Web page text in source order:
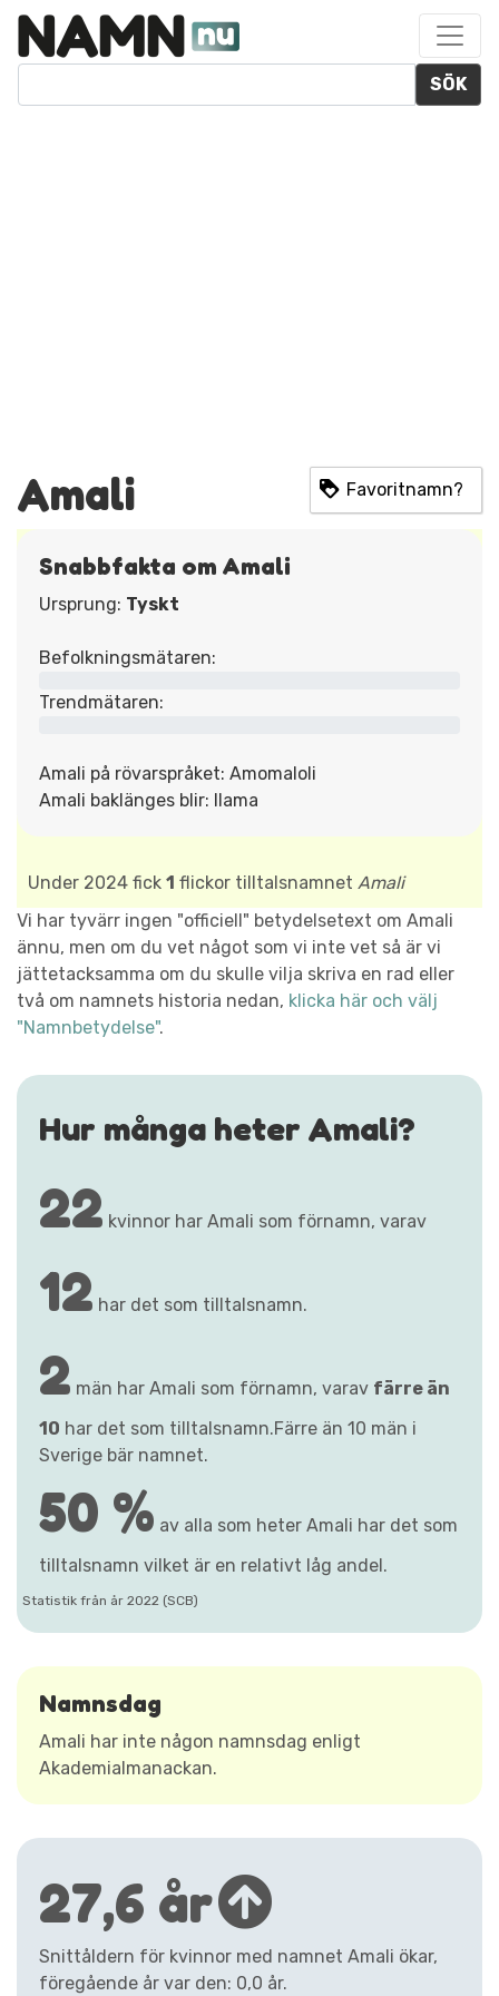
SÖK
Amali Favoritnamn?
Snabbfakta om Amali
Ursprung: Tyskt
Befolkningsmätaren:
Trendmätaren:
Amali på rövarspråket: Amomaloli
Amali baklänges blir: Ilama
Under 2024 fick 1 flickor tilltalsnamnet Amali
Vi har tyvärr ingen "officiell" betydelsetext om Amali
ännu, men om du vet något som vi inte vet så är vi
jättetacksamma om du skulle vilja skriva en rad eller
två om namnets historia nedan, klicka här och välj
"Namnbetydelse".
Hur många heter Amali?
22 kvinnor har Amali som förnamn, varav
12 har det som tilltalsnamn.
2 män har Amali som förnamn, varav färre än
10 har det som tilltalsnamn.Färre än 10 män i
Sverige bär namnet.
50 % av alla som heter Amali har det som
tilltalsnamn vilket är en relativt låg andel.
Statistik från år 2022 (SCB)
Namnsdag
Amali har inte någon namnsdag enligt
Akademialmanackan.
27,6 år
Snittåldern för kvinnor med namnet Amali ökar,
föregående år var den: 0,0 år.